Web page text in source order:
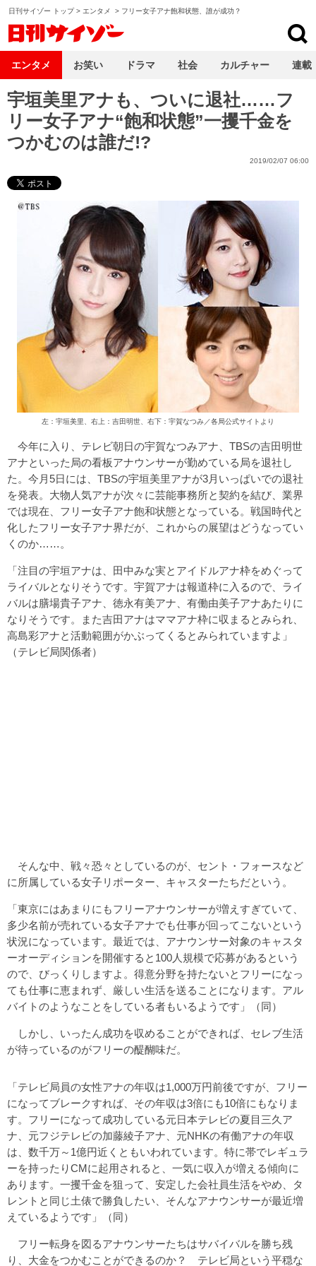
日刊サイゾー トップ> エンタメ > フリー女子アナ飽和状態、誰が成功？
宇垣美里アナも、ついに退社……フ
リー女子アナ“飽和状態”一攫千金を
つかむのは誰だ!?
2019/02/07 06:00
左：宇垣美里、右上：吉田明世、右下：宇賀なつみ／各局公式サイトより
今年に入り、テレビ朝日の宇賀なつみアナ、TBSの吉田明世
アナといった局の看板アナウンサーが勤めている局を退社し
た。今月5日には、TBSの宇垣美里アナが3月いっぱいでの退社
を発表。大物人気アナが次々に芸能事務所と契約を結び、業界
では現在、フリー女子アナ飽和状態となっている。戦国時代と
化したフリー女子アナ界だが、これからの展望はどうなってい
くのか……。
「注目の宇垣アナは、田中みな実とアイドルアナ枠をめぐって
ライバルとなりそうです。宇賀アナは報道枠に入るので、ライ
バルは膳場貴子アナ、徳永有美アナ、有働由美子アナあたりに
なりそうです。また吉田アナはママアナ枠に収まるとみられ、
高島彩アナと活動範囲がかぶってくるとみられていますよ」
（テレビ局関係者）
そんな中、戦々恐々としているのが、セント・フォースなど
に所属している女子リポーター、キャスターたちだという。
「東京にはあまりにもフリーアナウンサーが増えすぎていて、
多少名前が売れている女子アナでも仕事が回ってこないという
状況になっています。最近では、アナウンサー対象のキャスタ
ーオーディションを開催すると100人規模で応募があるという
ので、びっくりしますよ。得意分野を持たないとフリーになっ
ても仕事に恵まれず、厳しい生活を送ることになります。アル
バイトのようなことをしている者もいるようです」（同）
しかし、いったん成功を収めることができれば、セレブ生活
が待っているのがフリーの醍醐味だ。
「テレビ局員の女性アナの年収は1,000万円前後ですが、フリー
になってブレークすれば、その年収は3倍にも10倍にもなりま
す。フリーになって成功している元日本テレビの夏目三久ア
ナ、元フジテレビの加藤綾子アナ、元NHKの有働アナの年収
は、数千万～1億円近くともいわれています。特に帯でレギュラ
ーを持ったりCMに起用されると、一気に収入が増える傾向に
あります。一攫千金を狙って、安定した会社員生活をやめ、タ
レントと同じ土俵で勝負したい、そんなアナウンサーが最近増
えているようです」（同）
フリー転身を図るアナウンサーたちはサバイバルを勝ち残
り、大金をつかむことができるのか？ テレビ局という平穏な
エンタメ お笑い ドラマ 社会 カルチャー 連載